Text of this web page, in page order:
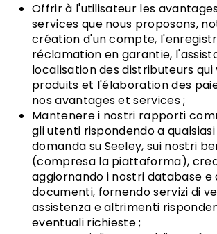
Offrir à l'utilisateur les
services que nous proposons,
création d'un compte,
réclamation en garantie,
localisation des distributeurs
produits et l'élaboration des
nos avantages et services ;
Mantenere i nostri rapporti
gli utenti rispondendo a
domanda su Seeley, sui nostri
(compresa la piattaforma),
aggiornando i nostri database e
documenti, fornendo servizi di
assistenza e altrimenti
eventuali richieste ;